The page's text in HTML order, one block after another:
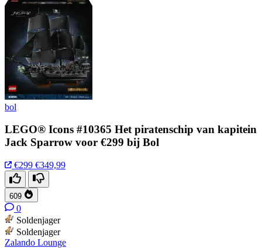
bol
LEGO® Icons #10365 Het piratenschip van kapitein
Jack Sparrow voor €299 bij Bol
€299 €349,99
609
0
Soldenjager
Soldenjager
Zalando Lounge